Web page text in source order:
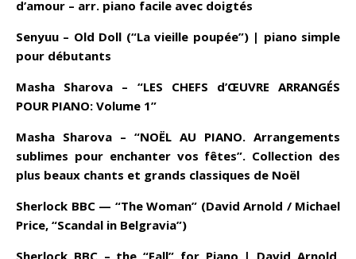
d’amour – arr. piano facile avec doigtés
Senyuu – Old Doll (“La vieille poupée”) | piano simple
pour débutants
Masha Sharova – “LES CHEFS d’ŒUVRE ARRANGÉS
POUR PIANO: Volume 1”
Masha Sharova – “NOËL AU PIANO. Arrangements
sublimes pour enchanter vos fêtes”. Collection des
plus beaux chants et grands classiques de Noël
Sherlock BBC — “The Woman” (David Arnold / Michael
Price, “Scandal in Belgravia”)
Sherlock BBC – the “Fall” for Piano | David Arnold,